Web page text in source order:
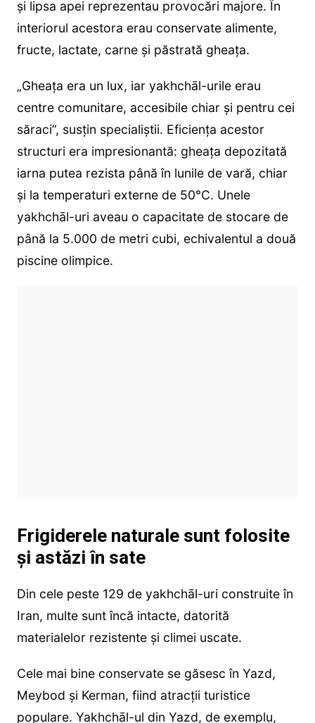
și lipsa apei reprezentau provocări majore. În
interiorul acestora erau conservate alimente,
fructe, lactate, carne și păstrată gheața.
„Gheața era un lux, iar yakhchāl-urile erau
centre comunitare, accesibile chiar și pentru cei
săraci”, susțin specialiștii. Eficiența acestor
structuri era impresionantă: gheața depozitată
iarna putea rezista până în lunile de vară, chiar
și la temperaturi externe de 50°C. Unele
yakhchāl-uri aveau o capacitate de stocare de
până la 5.000 de metri cubi, echivalentul a două
piscine olimpice.
Frigiderele naturale sunt folosite
și astăzi în sate
Din cele peste 129 de yakhchāl-uri construite în
Iran, multe sunt încă intacte, datorită
materialelor rezistente și climei uscate.
Cele mai bine conservate se găsesc în Yazd,
Meybod și Kerman, fiind atracții turistice
populare. Yakhchāl-ul din Yazd, de exemplu,